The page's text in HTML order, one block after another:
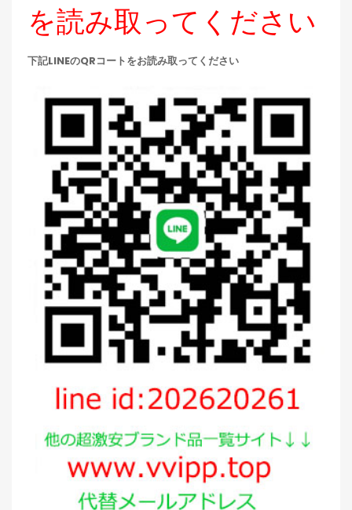
を読み取ってください
下記LINEのQRコートをお読み取ってください